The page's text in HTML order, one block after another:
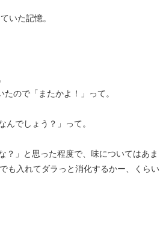
いた記憶。
ので「またかよ！」って。
んでしょう？」って。
？」と思った程度で、味についてはあ
入れてダラっと消化するかー、くらい